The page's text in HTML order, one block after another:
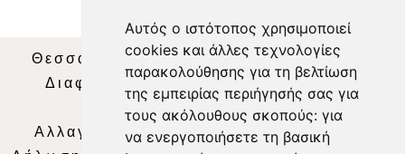
Αυτός ο ιστότοπος χρησιμοποιεί
cookies και άλλες τεχνολογίες
παρακολούθησης για τη βελτίωση
της εμπειρίας περιήγησής σας για
τους ακόλουθους σκοπούς: για
να ενεργοποιήσετε τη βασική
Θεσσαλία Τηλεόραση|SNG Services
Διαφήμιση | Όροι Χρήσης |Δήλωση
Απορρήτου |
Περιεχόμενο
Αλλαγή Προτιμήσεων για τα Cookies